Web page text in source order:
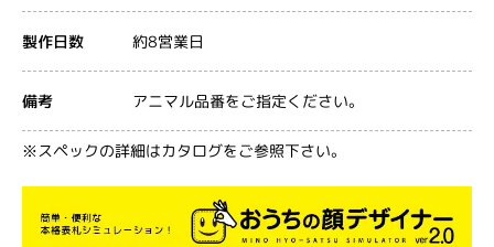
製作日数 約8営業日
備考 アニマル品番をご指定ください。
※スペックの詳細はカタログをご参照下さい。